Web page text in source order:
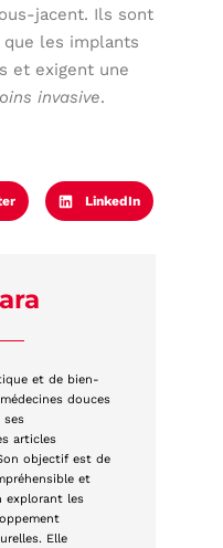
jacent. Ils sont
les implants
et exigent une
invasive.
LinkedIn
et de bien-
douces
ses
articles
objectif est de
et
explorant les
Elle